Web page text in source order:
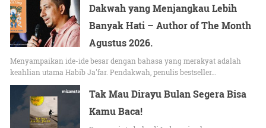
Dakwah yang Menjangkau Lebih
Banyak Hati – Author of The Month
Agustus 2026.
Menyampaikan ide-ide besar dengan bahasa yang merakyat adalah
keahlian utama Habib Ja'far. Pendakwah, penulis bestseller…
Tak Mau Dirayu Bulan Segera Bisa
Kamu Baca!